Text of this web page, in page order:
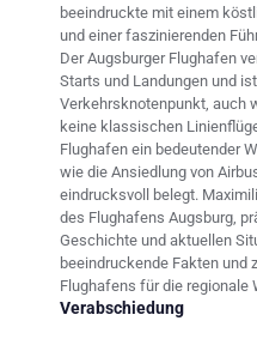
beeindruckte mit einem
und einer faszinierenden
Der Augsburger Flughafen
Starts und Landungen und
Verkehrsknotenpunkt, auch
keine klassischen
Flughafen ein bedeutender
wie die Ansiedlung von
eindrucksvoll belegt.
des Flughafens Augsburg,
Geschichte und aktuellen
beeindruckende Fakten und
Flughafens für die regionale
Verabschiedung